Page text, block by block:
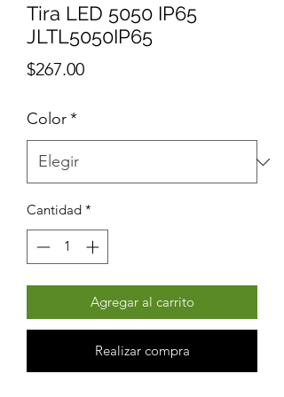
Tira LED 5050 IP65
JLTL5050IP65
$267.00Precio
Color*
Cantidad *
Agregar al carrito
Realizar compra